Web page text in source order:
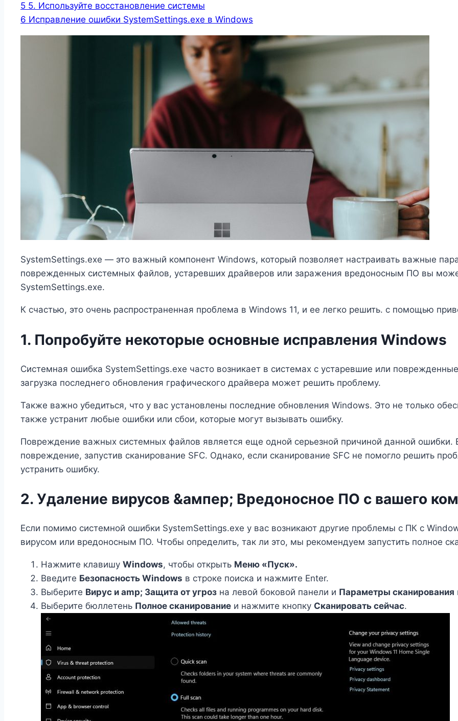
5 5. Используйте восстановление системы
6 Исправление ошибки SystemSettings.exe в Windows
SystemSettings.exe — это важный компонент Windows, который позволяет настраивать важные
поврежденных системных файлов, устаревших драйверов или заражения вредоносным ПО вы
SystemSettings.exe.
К счастью, это очень распространенная проблема в Windows 11, и ее легко решить. с помощью
1. Попробуйте некоторые основные исправления Windows
Системная ошибка SystemSettings.exe часто возникает в системах с устаревшие или
загрузка последнего обновления графического драйвера может решить проблему.
Также важно убедиться, что у вас установлены последние обновления Windows. Это не только
также устранит любые ошибки или сбои, которые могут вызывать ошибку.
Повреждение важных системных файлов является еще одной серьезной причиной данной ошибки.
повреждение, запустив сканирование SFC. Однако, если сканирование SFC не помогло решить
устранить ошибку.
2. Удаление вирусов &ампер; Вредоносное ПО с вашего
Если помимо системной ошибки SystemSettings.exe у вас возникают другие проблемы с ПК с
вирусом или вредоносным ПО. Чтобы определить, так ли это, мы рекомендуем запустить полное
Нажмите клавишу Windows, чтобы открыть Меню «Пуск».
Введите Безопасность Windows в строке поиска и нажмите Enter.
Выберите Вирус и amp; Защита от угроз на левой боковой панели и Параметры сканирования
Выберите бюллетень Полное сканирование и нажмите кнопку Сканировать сейчас.